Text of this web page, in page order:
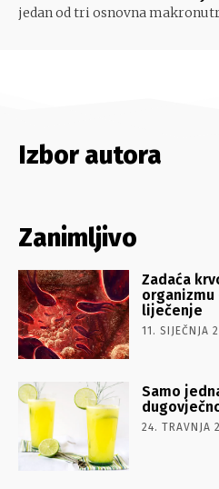
jedan od tri osnovna
Izbor autora
Zanimljivo
Zadaća
liječenje
11. SIJEČNJA
Samo
24. TRAVNJA